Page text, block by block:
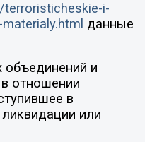
i-
данные
и
в отношении
в
или